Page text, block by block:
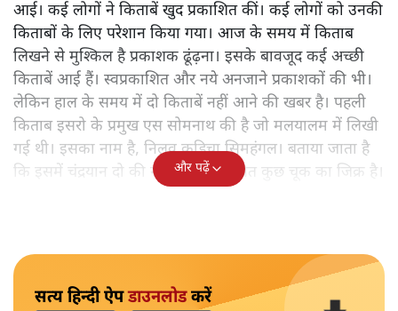
आई। कई लोगों ने किताबें खुद प्रकाशित कीं। कई लोगों को उनकी
किताबों के लिए परेशान किया गया। आज के समय में किताब
लिखने से मुश्किल है प्रकाशक ढूंढ़ना। इसके बावजूद कई अच्छी
किताबें आई हैं। स्वप्रकाशित और नये अनजाने प्रकाशकों की भी।
लेकिन हाल के समय में दो किताबें नहीं आने की खबर है। पहली
किताब इसरो के प्रमुख एस सोमनाथ की है जो मलयालम में लिखी
गई थी। इसका नाम है, निलवु कुडिचा सिमहंगल। बताया जाता है
कि इसमें चंद्रयान दो की नाकामी से संबंधित कुछ चूक का जिक्र है।
और पढ़ें
सत्य हिन्दी ऐपडाउनलोडकरें